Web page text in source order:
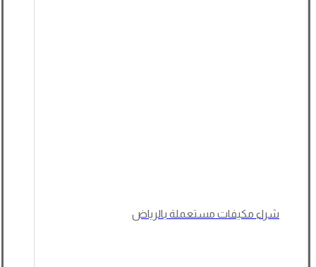
شراء مكيفات مستعملة بالرياض